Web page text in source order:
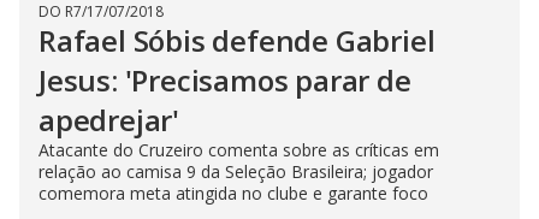
DO R7/17/07/2018
Rafael Sóbis defende Gabriel
Jesus: 'Precisamos parar de
apedrejar'
Atacante do Cruzeiro comenta sobre as críticas em
relação ao camisa 9 da Seleção Brasileira; jogador
comemora meta atingida no clube e garante foco